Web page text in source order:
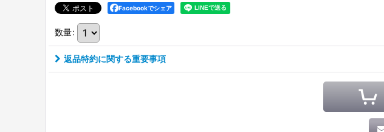
Facebookでシェア
数量:
返品特約に関する重要事項